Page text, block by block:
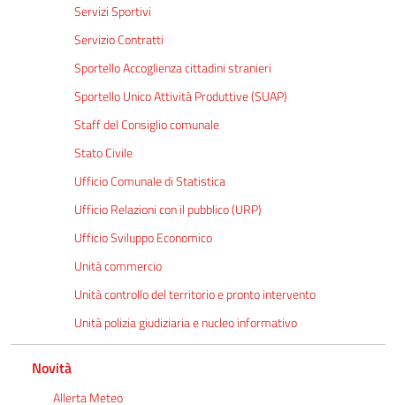
Servizi Sportivi
Servizio Contratti
Sportello Accoglienza cittadini stranieri
Sportello Unico Attività Produttive (SUAP)
Staff del Consiglio comunale
Stato Civile
Ufficio Comunale di Statistica
Ufficio Relazioni con il pubblico (URP)
Ufficio Sviluppo Economico
Unità commercio
Unità controllo del territorio e pronto intervento
Unità polizia giudiziaria e nucleo informativo
Novità
Allerta Meteo